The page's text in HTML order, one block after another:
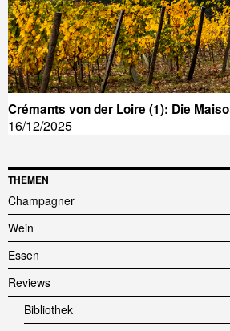
Crémants von der Loire (1): Die
16/12/2025
THEMEN
Champagner
Wein
Essen
Reviews
Bibliothek